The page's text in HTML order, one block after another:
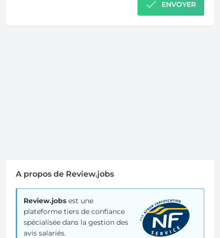
ENVOYER
A propos de Review.jobs
Review.jobs est une
plateforme tiers de confiance
spécialisée dans la gestion des
avis salariés.